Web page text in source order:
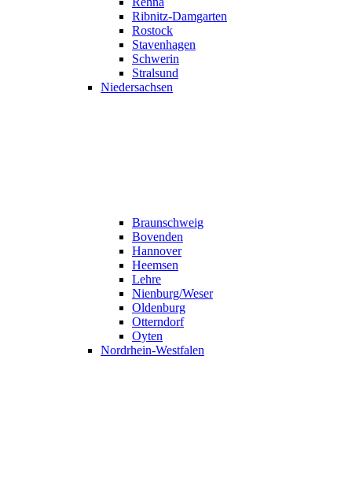
Ribnitz-Damgarten
Rostock
Stavenhagen
Schwerin
Stralsund
Niedersachsen
Braunschweig
Bovenden
Hannover
Heemsen
Lehre
Nienburg/Weser
Oldenburg
Otterndorf
Oyten
Nordrhein-Westfalen